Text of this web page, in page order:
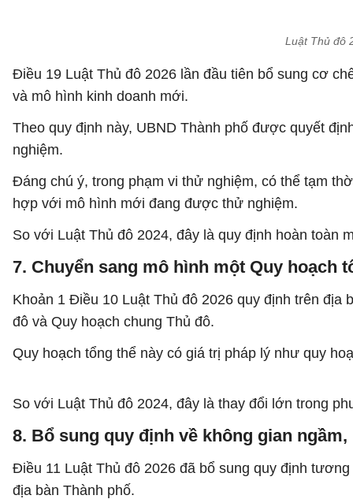
Luật Thủ đô
Điều 19 Luật Thủ đô 2026 lần đầu tiên bổ sung cơ
và mô hình kinh doanh mới.
Theo quy định này, UBND Thành phố được quyết
nghiệm.
Đáng chú ý, trong phạm vi thử nghiệm, có thể tạm
hợp với mô hình mới đang được thử nghiệm.
So với Luật Thủ đô 2024, đây là quy định hoàn toàn
7. Chuyển sang mô hình một Quy hoạch
Khoản 1 Điều 10 Luật Thủ đô 2026 quy định trên
đô và Quy hoạch chung Thủ đô.
Quy hoạch tổng thể này có giá trị pháp lý như quy
So với Luật Thủ đô 2024, đây là thay đổi lớn trong
8. Bổ sung quy định về không gian
Điều 11 Luật Thủ đô 2026 đã bổ sung quy định
địa bàn Thành phố.